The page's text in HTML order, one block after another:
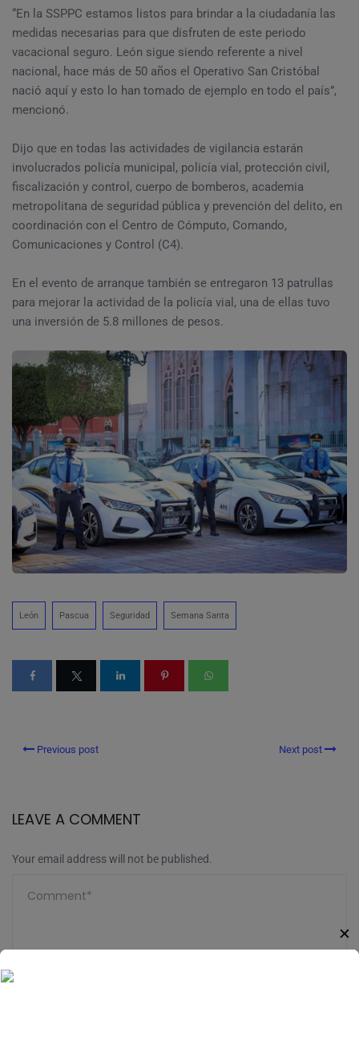
“En la SSPPC estamos listos para brindar a la ciudadanía las
medidas necesarias para que disfruten de este periodo
vacacional seguro. León sigue siendo referente a nivel
nacional, hace más de 50 años el Operativo San Cristóbal
nació aquí y esto lo han tomado de ejemplo en todo el país”,
mencionó.
Dijo que en todas las actividades de vigilancia estarán
involucrados policía municipal, policía vial, protección civil,
fiscalización y control, cuerpo de bomberos, academia
metropolitana de seguridad pública y prevención del delito, en
coordinación con el Centro de Cómputo, Comando,
Comunicaciones y Control (C4).
En el evento de arranque también se entregaron 13 patrullas
para mejorar la actividad de la policía vial, una de ellas tuvo
una inversión de 5.8 millones de pesos.
León Pascua Seguridad Semana Santa
Previous post Next post
LEAVE A COMMENT
Your email address will not be published.
✕